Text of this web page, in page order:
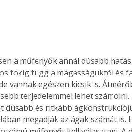
fokig függ a magasságuktól és
vannak egészen kicsik is.
terjedelemmel lehet
dúsabb és ritkább
megadják az ágak számát is.